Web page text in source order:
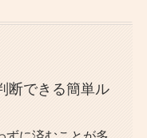
断できる簡単ル